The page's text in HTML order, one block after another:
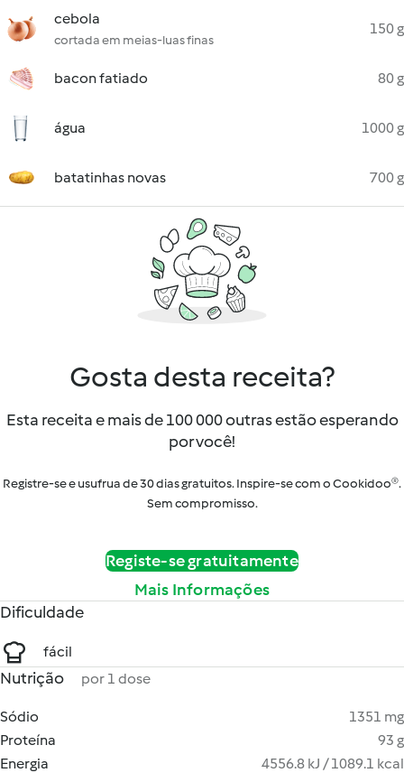
cebola
cortada em meias-luas finas
150 g
bacon fatiado 80 g
água 1000 g
batatinhas novas 700 g
Gosta desta receita?
Esta receita e mais de 100 000 outras estão esperando
por você!
Registre-se e usufrua de 30 dias gratuitos. Inspire-se com o Cookidoo®.
Sem compromisso.
Registe-se gratuitamente
Mais Informações
Dificuldade
fácil
Nutrição por 1 dose
Sódio
1351 mg
Proteína
93 g
Energia
4556.8 kJ / 1089.1 kcal